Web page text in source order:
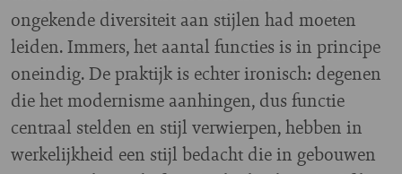
ongekende diversiteit aan stijlen had moeten
leiden. Immers, het aantal functies is in principe
oneindig. De praktijk is echter ironisch: degenen
die het modernisme aanhingen, dus functie
centraal stelden en stijl verwierpen, hebben in
werkelijkheid een stijl bedacht die in gebouwen